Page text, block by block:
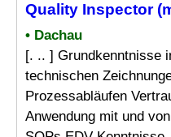
Quality Inspector
• Dachau
[. .. ] Grundkenntnisse
technischen
Prozessabläufen
Anwendung mit und